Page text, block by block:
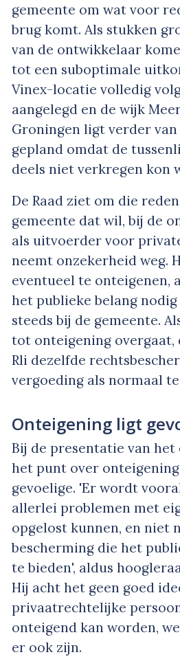
gemeente om wat voor
brug komt. Als stukken
van de ontwikkelaar
tot een suboptimale
Vinex-locatie volledig
aangelegd en de wijk
Groningen ligt verder van
gepland omdat de
deels niet verkregen kon
De Raad ziet om die
gemeente dat wil, bij de
als uitvoerder voor
neemt onzekerheid weg.
eventueel te onteigenen,
het publieke belang
steeds bij de gemeente.
tot onteigening overgaat,
Rli dezelfde
vergoeding als normaal
Onteigening ligt
Bij de presentatie van het
het punt over
gevoelige. 'Er wordt
allerlei problemen met
opgelost kunnen, en niet
bescherming die het
te bieden', aldus
Hij acht het geen goed
privaatrechtelijke
onteigend kan worden,
er ook zijn.